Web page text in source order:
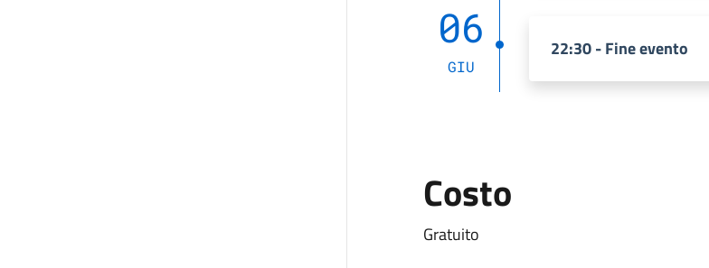
06
GIU
22:30 - Fine evento
Costo
Gratuito